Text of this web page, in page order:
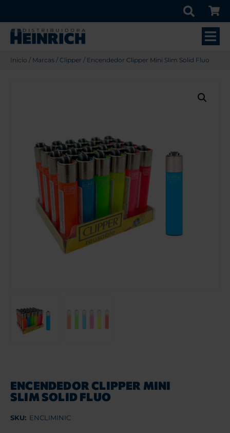
Inicio / Marcas / Clipper / Encendedor Clipper Mini Slim Solid Fluo
ENCENDEDOR CLIPPER MINI
SLIM SOLID FLUO
SKU: ENCLIMINIC